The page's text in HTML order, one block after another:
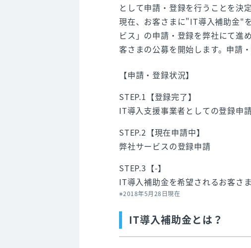
として申請・登録を行うことを決
現在、お客さまに"IT導入補助金"
ビス」の申請・登録を弊社にて進
客さまの公募を開始します。申請
【申請・登録状況】
STEP.1【登録完了】
IT導入支援事業者としての登録申
STEP.2【現在申請中】
弊社サービスの登録申請
STEP.3【-】
IT導入補助金を希望されるお客さ
2018年5月28日現在
IT導入補助金とは？